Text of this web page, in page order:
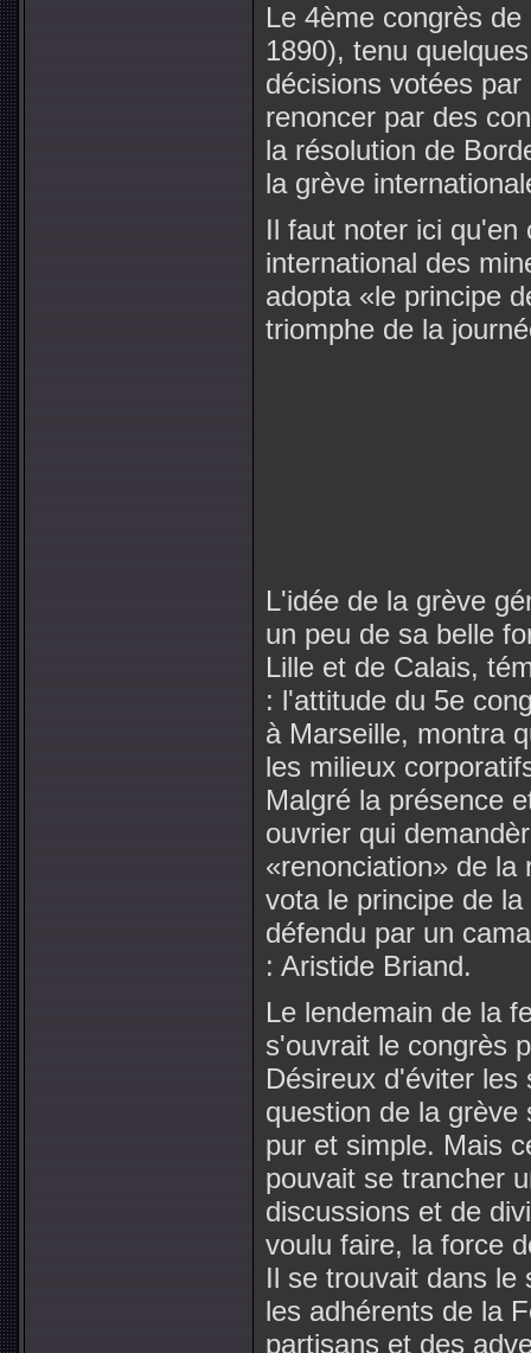
Le 4ème congrès
1890), tenu
décisions votées
renoncer par des
la résolution de
la grève
Il faut noter ici qu'en
international des
adopta «le principe
triomphe de la
L'idée de la grève
un peu de sa belle
Lille et de Calais,
: l'attitude du 5e
à Marseille, montra
les milieux
Malgré la présence
ouvrier qui
«renonciation» de la
vota le principe de
défendu par un
: Aristide Briand.
Le lendemain de la
s'ouvrait le congrès
Désireux d'éviter
question de la
pur et simple. Mais
pouvait se trancher
discussions et de
voulu faire, la force
Il se trouvait dans le
les adhérents de la
partisans et des